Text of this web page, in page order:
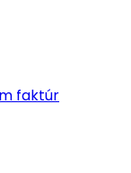
faktúr